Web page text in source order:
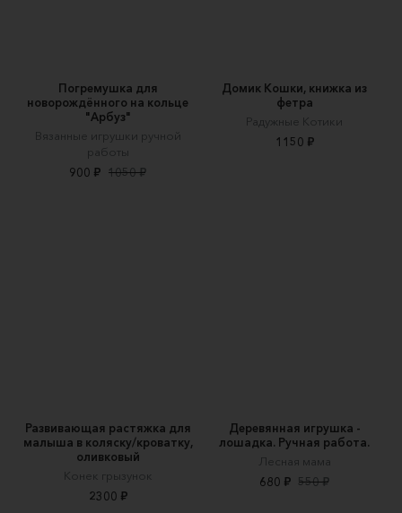
Погремушка для
новорождённого на кольце
"Арбуз"
Вязанные игрушки ручной
работы
900 ₽ 1050 ₽
Домик Кошки, книжка из
фетра
Радужные Котики
1150 ₽
Развивающая растяжка для
малыша в коляску/кроватку,
оливковый
Конек грызунок
2300 ₽
Деревянная игрушка -
лошадка. Ручная работа.
Лесная мама
680 ₽ 550 ₽